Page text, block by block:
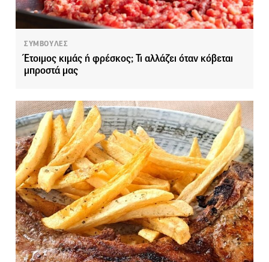
ΣΥΜΒΟΥΛΕΣ
Έτοιμος κιμάς ή φρέσκος; Τι αλλάζει όταν κόβεται
μπροστά μας